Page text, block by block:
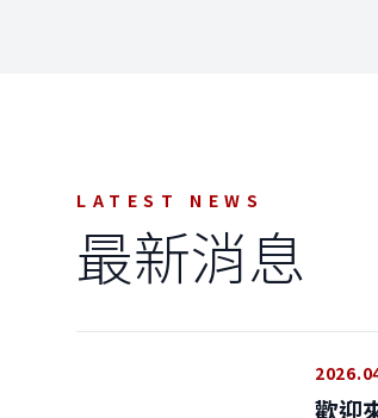
LATEST NEWS
最新消息
歡迎